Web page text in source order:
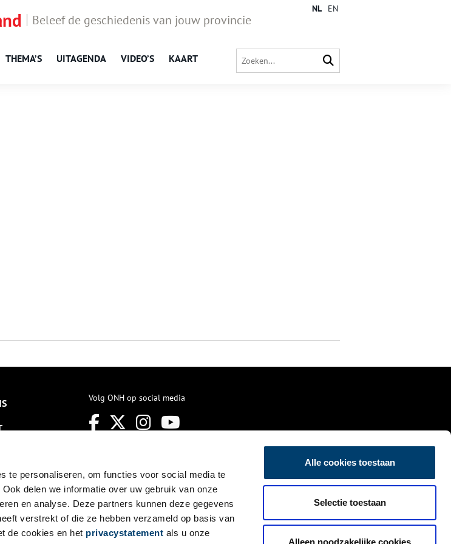
te personaliseren, om functies voor social media te
delen we informatie over uw gebruik van onze
en analyse. Deze partners kunnen deze gegevens
verstrekt of die ze hebben verzameld op basis van
de cookies en het privacystatement als u onze
Alle cookies toestaan
Selectie toestaan
Alleen noodzakelijke cookies
Beleef de geschiedenis van jouw provincie
THEMA’S UITAGENDA VIDEO’S KAART
NL EN
Volg ONH op social media